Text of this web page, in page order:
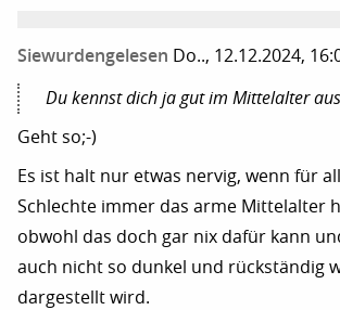
Siewurdengelesen Do.., 12.12.2024,
Du kennst dich ja gut im Mittelalter
Geht so;-)
Es ist halt nur etwas nervig, wenn für
Schlechte immer das arme Mittelalter
obwohl das doch gar nix dafür kann
auch nicht so dunkel und rückständig
dargestellt wird.